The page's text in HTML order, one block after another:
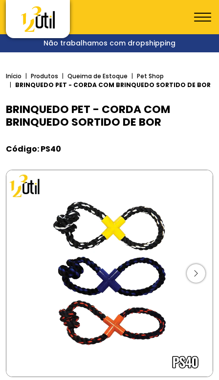
Não trabalhamos com dropshipping
Início Produtos Queima de Estoque
Pet Shop
BRINQUEDO PET - CORDA COM BRINQUEDO SORTIDO DE BOR
BRINQUEDO PET - CORDA COM
BRINQUEDO SORTIDO DE BOR
Código: PS40